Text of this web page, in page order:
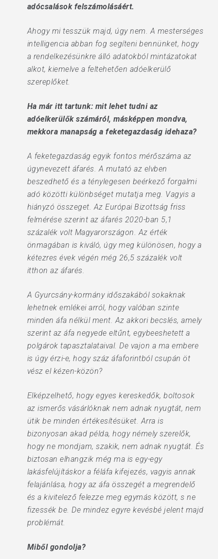
adócsalások felszámolásáért.
Ahogy mi tesszük majd, úgy nem. A mesterséges
intelligencia abban fog segíteni bennünket, hogy
a rendelkezésünkre álló adatokból mintázatokat
alkot, kiemelve a feltehetően adóelkerülő
szereplőket.
Ha már itt tartunk: mit lehet tudni az
adóelkerülők számáról, másképpen mondva,
mekkora manapság a feketegazdaság idehaza?
A feketegazdaság egyik fontos mérőszáma az
úgynevezett áfarés. A mutató az elvben
beszedhető és a ténylegesen beérkező forgalmi
adó közötti különbséget mutatja meg. Vagyis a
hiányzó összeget. Az Európai Bizottság friss
felmérése szerint az áfarés 2020-ban 5,1
százalék volt Magyarországon. Az érték
önmagában is kiváló, úgy meg különösen, hogy a
kétezres évek végén még 26,5 százalék volt
itthon az áfarés.
A Gyurcsány-kormány időszakából sokaknak
lehetnek emlékei arról, hogy valóban szinte
minden áfa nélkül ment. Az akkori becslés, amely
szerint az áfa negyede eltűnt, egybeeshetett a
polgárok tapasztalataival. De vajon a ma embere
is úgy érzi-e, hogy száz áfaforintból csupán öt
vész el kézen-közön?
Elképzelhető, hogy egyes kereskedők, boltosok
az ismerős vásárlóknak nem adnak nyugtát, nem
ütik be minden értékesítésüket. Arra is
bizonyosan akad példa, hogy némely szerelők,
hogy ne mondjam, szakik, nem adnak nyugtát. És
biztosan elhangzik még ma is egy-egy
lakásfelújításkor a féláfa kifejezés, vagyis annak
felajánlása, hogy az áfa összegét a megrendelő
és a kivitelező felezze meg egymás között, s ne
fizessék be. De mindez egyre kevésbé jelent majd
problémát.
Miből gondolja?